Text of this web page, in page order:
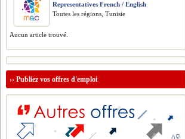
Representatives French / English
Toutes les régions, Tunisie
Aucun article trouvé.
››Publiez vos offres d'emploi